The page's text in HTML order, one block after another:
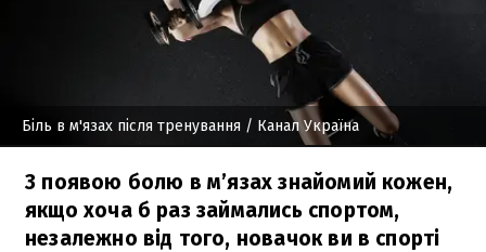
Біль в м'язах після тренування / Канал Україна
З появою болю в м’язах знайомий кожен,
якщо хоча б раз займались спортом,
незалежно від того, новачок ви в спорті